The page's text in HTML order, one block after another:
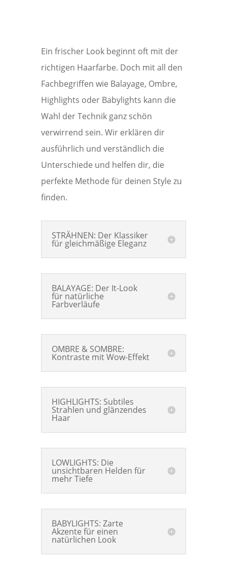
Ein frischer Look beginnt oft mit der
richtigen Haarfarbe. Doch mit all den
Fachbegriffen wie Balayage, Ombre,
Highlights oder Babylights kann die
Wahl der Technik ganz schön
verwirrend sein. Wir erklären dir
ausführlich und verständlich die
Unterschiede und helfen dir, die
perfekte Methode für deinen Style zu
finden.
STRÄHNEN: Der Klassiker
für gleichmäßige Eleganz
BALAYAGE: Der It-Look
für natürliche
Farbverläufe
OMBRE & SOMBRE:
Kontraste mit Wow-Effekt
HIGHLIGHTS: Subtiles
Strahlen und glänzendes
Haar
LOWLIGHTS: Die
unsichtbaren Helden für
mehr Tiefe
BABYLIGHTS: Zarte
Akzente für einen
natürlichen Look